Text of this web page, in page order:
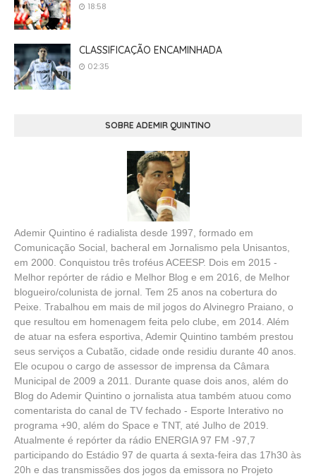
18:58
CLASSIFICAÇÃO ENCAMINHADA
02:35
SOBRE ADEMIR QUINTINO
Ademir Quintino é radialista desde 1997, formado em
Comunicação Social, bacheral em Jornalismo pela Unisantos,
em 2000. Conquistou três troféus ACEESP. Dois em 2015 -
Melhor repórter de rádio e Melhor Blog e em 2016, de Melhor
blogueiro/colunista de jornal. Tem 25 anos na cobertura do
Peixe. Trabalhou em mais de mil jogos do Alvinegro Praiano, o
que resultou em homenagem feita pelo clube, em 2014. Além
de atuar na esfera esportiva, Ademir Quintino também prestou
seus serviços a Cubatão, cidade onde residiu durante 40 anos.
Ele ocupou o cargo de assessor de imprensa da Câmara
Municipal de 2009 a 2011. Durante quase dois anos, além do
Blog do Ademir Quintino o jornalista atua também atuou como
comentarista do canal de TV fechado - Esporte Interativo no
programa +90, além do Space e TNT, até Julho de 2019.
Atualmente é repórter da rádio ENERGIA 97 FM -97,7
participando do Estádio 97 de quarta á sexta-feira das 17h30 às
20h e das transmissões dos jogos da emissora no Projeto